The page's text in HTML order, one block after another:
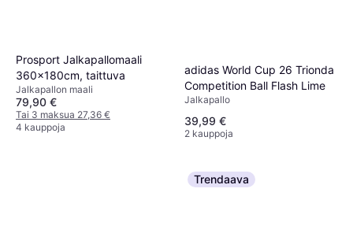
Prosport Jalkapallomaali
360x180cm, taittuva
Jalkapallon maali
79,90 €
Tai 3 maksua 27,36 €
4 kauppoja
adidas World Cup 26 Trionda
Competition Ball Flash Lime
Jalkapallo
39,99 €
2 kauppoja
Trendaava